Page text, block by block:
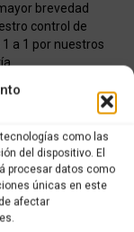
como las
del dispositivo. El
procesar datos como
únicas en este
afectar
brevedad
control de
a 1 por nuestros
200cc (2005-